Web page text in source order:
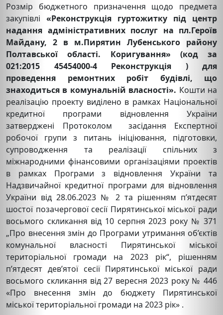
Розмір бюджетного призначення щодо предмета
закупівлі «Реконструкція гуртожитку під центр
надання адміністративних послуг на пл.Героїв
Майдану, 2 в м.Пирятин Лубенського району
Полтавської області. Коригування» (код за
021:2015 45454000-4 Реконструкція ) для
проведення ремонтних робіт будівлі, що
знаходиться в комунальній власності». Кошти на
реалізацію проекту виділено в рамках Національної
кредитної програми відновлення України
затверджені Протоколом засідання Експертної
робочої групи з питань ініціювання, підготовки,
супроводження та реалізації спільних з
міжнародними фінансовими організаціями проектів
в рамках Програми з відновлення України та
Надзвичайної кредитної програми для відновлення
України від 28.06.2023 № 2 та рішенням п’ятдесят
шостої позачергової сесії Пирятинської міської ради
восьмого скликання від 10 серпня 2023 року № 371
„Про внесення змін до Програми утримання об’єктів
комунальної власності Пирятинської міської
територіальної громади на 2023 рік“, рішенням
п’ятдесят дев’ятої сесії Пирятинської міської ради
восьмого скликання від 27 вересня 2023 року № 446
«Про внесення змін до бюджету Пирятинської
міської територіальної громади на 2023 рік» .